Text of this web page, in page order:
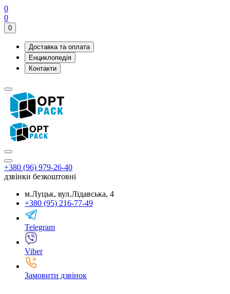
0
0
0
Доставка та оплата
Енциклопедія
Контакти
+380 (96) 979-26-40
дзвінки безкоштовні
м.Луцьк, вул.Лідавська, 4
+380 (95) 216-77-49
Telegram
Viber
Замовити дзвінок